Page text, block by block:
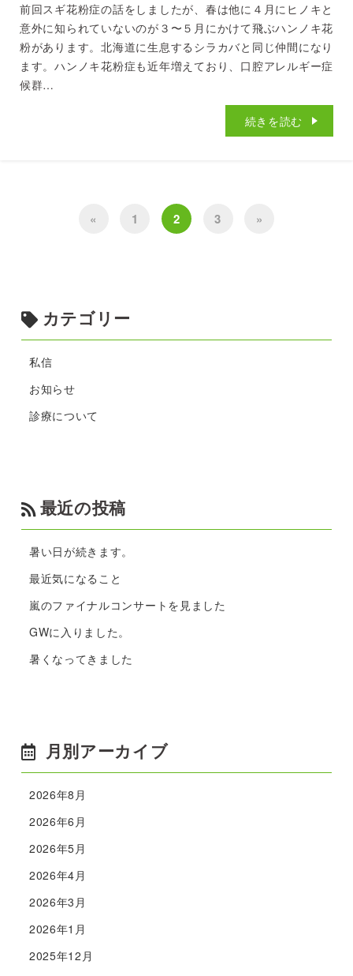
前回スギ花粉症の話をしましたが、春は他に４月にヒノキと
意外に知られていないのが３〜５月にかけて飛ぶハンノキ花
粉があります。北海道に生息するシラカバと同じ仲間になり
ます。ハンノキ花粉症も近年増えており、口腔アレルギー症
候群…
続きを読む
« 1 2 3 »
カテゴリー
私信
お知らせ
診療について
最近の投稿
暑い日が続きます。
最近気になること
嵐のファイナルコンサートを見ました
GWに入りました。
暑くなってきました
月別アーカイブ
2026年8月
2026年6月
2026年5月
2026年4月
2026年3月
2026年1月
2025年12月